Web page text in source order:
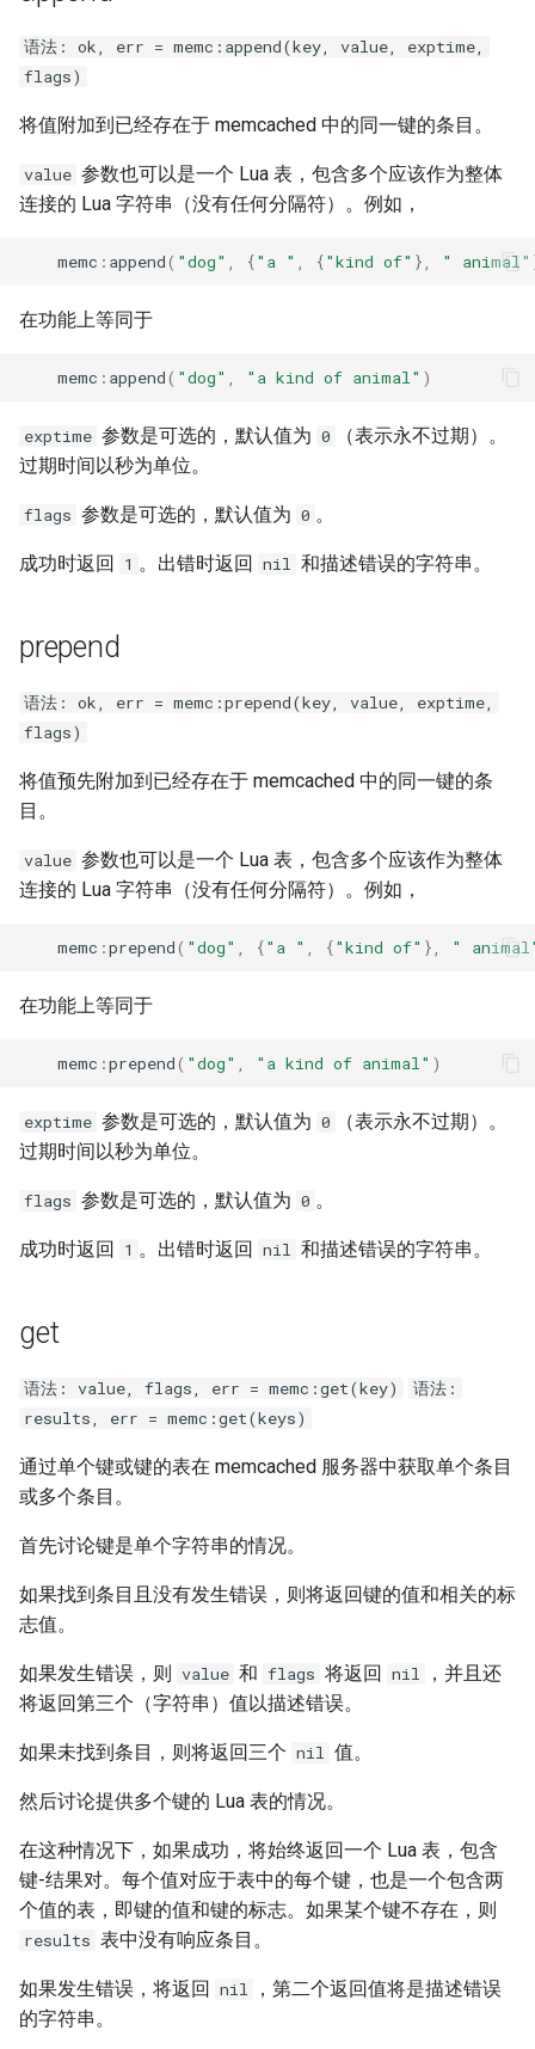
var
waf
wasm-wasmtime
webp
xss
zip
zstd
语法: ok, err = memc:append(key, value, exptime,
flags)
将值附加到已经存在于 memcached 中的同一键的条目。
value 参数也可以是一个 Lua 表，包含多个应该作为整体
连接的 Lua 字符串（没有任何分隔符）。例如，
memc : append( "dog" {"a " {"kind of" }, " animal"
在功能上等同于
memc : append( "dog" "a kind of animal" )
exptime 参数是可选的，默认值为 0
（表示永不过期）。
过期时间以秒为单位。
flags 参数是可选的，默认值为 0 。
成功时返回 1 。出错时返回 nil 和描述错误的字符串。
prepend
语法: ok, err = memc:prepend(key, value, exptime,
flags)
将值预先附加到已经存在于 memcached 中的同一键的条
目。
value 参数也可以是一个 Lua 表，包含多个应该作为整体
连接的 Lua 字符串（没有任何分隔符）。例如，
memc :prepend( "dog" {"a " {"kind of" }, "
在功能上等同于
memc :prepend( "dog" "a kind of animal" )
exptime 参数是可选的，默认值为 0
（表示永不过期）。
过期时间以秒为单位。
flags 参数是可选的，默认值为 0 。
成功时返回 1 。出错时返回 nil 和描述错误的字符串。
get
语法: value, flags, err = memc:get(key)
语法:
results, err = memc:get(keys)
通过单个键或键的表在 memcached 服务器中获取单个条目
或多个条目。
首先讨论键是单个字符串的情况。
如果找到条目且没有发生错误，则将返回键的值和相关的标
志值。
如果发生错误，则 value 和 flags 将返回 nil
，并且还
将返回第三个（字符串）值以描述错误。
如果未找到条目，则将返回三个 nil 值。
然后讨论提供多个键的 Lua 表的情况。
在这种情况下，如果成功，将始终返回一个 Lua 表，包含
键-结果对。每个值对应于表中的每个键，也是一个包含两
个值的表，即键的值和键的标志。如果某个键不存在，则
results 表中没有响应条目。
如果发生错误，将返回 nil
，第二个返回值将是描述错误
的字符串。